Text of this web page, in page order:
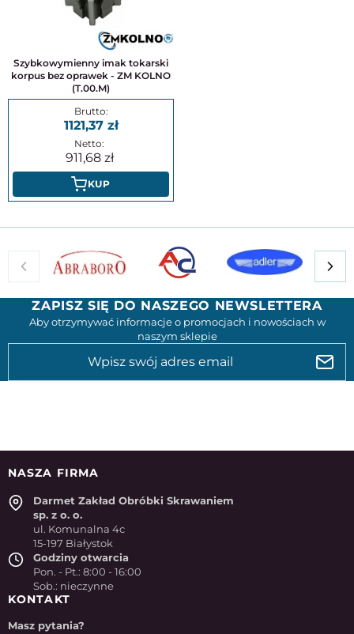
Szybkowymienny imak tokarski
korpus bez oprawek - ZM KOLNO
(T.00.M)
1121,37
911,68
KUP
ZAPISZ SIĘ DO NASZEGO NEWSLETTERA
Aby otrzymywać informacje o promocjach i nowościach w
naszym sklepie
NASZA FIRMA
Darmet Zakład Obróbki Skrawaniem
sp. z o. o.
ul. Komunalna 4c
15-197 Białystok
Godziny otwarcia
Pon. - Pt.: 8:00 - 16:00
Sob.: nieczynne
KONTAKT
Masz pytania?